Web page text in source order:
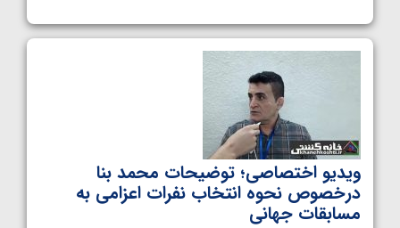
ویدیو اختصاصی؛ توضیحات محمد بنا
درخصوص نحوه انتخاب نفرات اعزامی به
مسابقات جهانی